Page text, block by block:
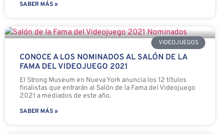
SABER MÁS »
VIDEOJUEGOS
CONOCE A LOS NOMINADOS AL SALÓN DE LA
FAMA DEL VIDEOJUEGO 2021
El Strong Museum en Nueva York anuncia los 12 títulos
finalistas que entrarán al Salón de la Fama del Videojuego
2021 a mediados de este año.
SABER MÁS »